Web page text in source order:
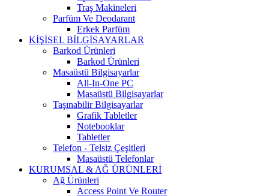
Traş Makineleri
Parfüm Ve Deodarant
Erkek Parfüm
KİŞİSEL BİLGİSAYARLAR
Barkod Ürünleri
Barkod Ürünleri
Masaüstü Bilgisayarlar
All-In-One PC
Masaüstü Bilgisayarlar
Taşınabilir Bilgisayarlar
Grafik Tabletler
Notebooklar
Tabletler
Telefon - Telsiz Çeşitleri
Masaüstü Telefonlar
KURUMSAL & AĞ ÜRÜNLERİ
Ağ Ürünleri
Access Point Ve Router